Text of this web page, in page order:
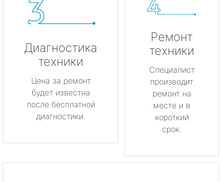
Диагностика
техники
Цена за ремонт
будет известна
после бесплатной
диагностики.
Ремонт
техники
Специалист
производит
ремонт на
месте и в
короткий
срок.